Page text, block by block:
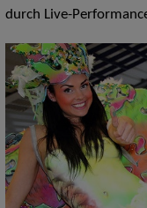
durch Live-